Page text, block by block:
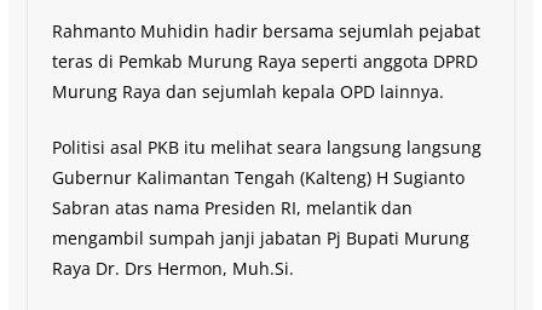
Rahmanto Muhidin hadir bersama sejumlah pejabat
teras di Pemkab Murung Raya seperti anggota DPRD
Murung Raya dan sejumlah kepala OPD lainnya.
Politisi asal PKB itu melihat seara langsung langsung
Gubernur Kalimantan Tengah (Kalteng) H Sugianto
Sabran atas nama Presiden RI, melantik dan
mengambil sumpah janji jabatan Pj Bupati Murung
Raya Dr. Drs Hermon, Muh.Si.